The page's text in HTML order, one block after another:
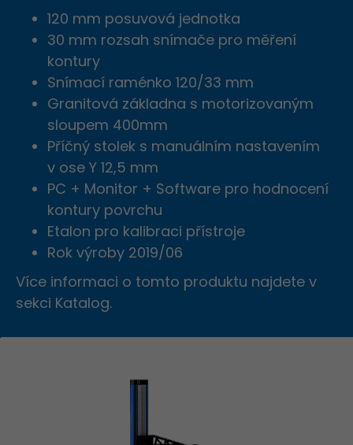
120 mm posuvová jednotka
30 mm rozsah snímače pro měření
kontury
Snímací raménko 120/33 mm
Granitová základna s motorizovaným
sloupem 400mm
Příčný stolek s manuálním nastavením
v ose Y 12,5 mm
PC + Monitor + Software pro hodnocení
kontury povrchu
Etalon pro kalibraci přístroje
Rok výroby 2019/06
Více informaci o tomto produktu najdete v
sekci Katalog.